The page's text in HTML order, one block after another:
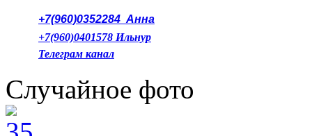
+7(960)0352284 Анна
+7(960)0401578 Ильнур
Телеграм канал
Случайное фото